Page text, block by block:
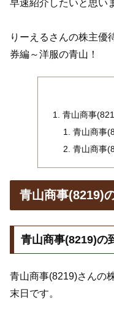
早速紹介したいと思い
りーえるさんの株主優
券編～洋服の青山！
青山商事
青山商事
青山商事
青山商事(8219)
青山商事(8219)の
青山商事(8219)さんの
末日です。